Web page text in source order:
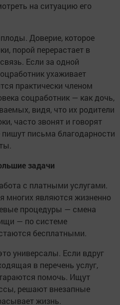
на ситуацию его
Доверие, которое
порой перерастает в
Если за одной
ухаживает
практически членом
соцработник — как дочь,
видя, что их родители
часто звонят и говорят
письма благодарности
задачи
с платными услугами.
многих являются жизненно
процедуры — смена
— по системе
бесплатными.
универсалы. Если вдруг
в перечень услуг,
помочь. Ищут
решают внезапные
жизнь.